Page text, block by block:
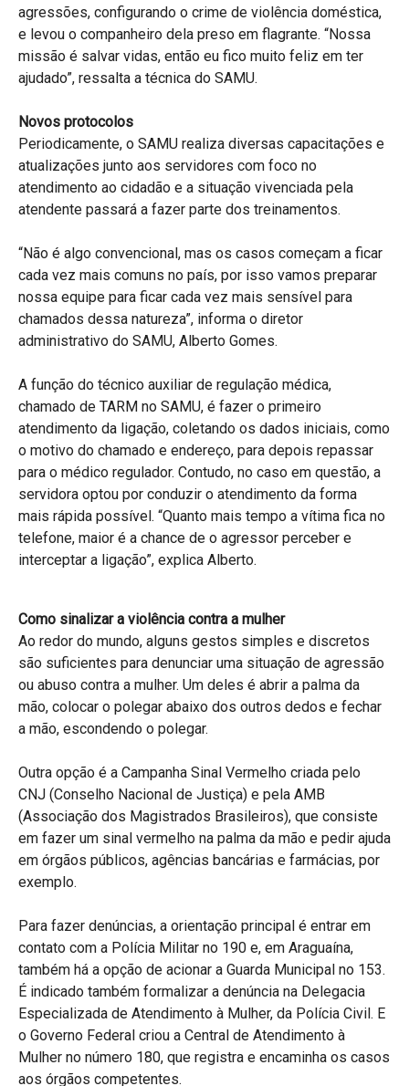
agressões, configurando o crime de violência doméstica,
e levou o companheiro dela preso em flagrante. “Nossa
missão é salvar vidas, então eu fico muito feliz em ter
ajudado”, ressalta a técnica do SAMU.
Novos protocolos
Periodicamente, o SAMU realiza diversas capacitações e
atualizações junto aos servidores com foco no
atendimento ao cidadão e a situação vivenciada pela
atendente passará a fazer parte dos treinamentos.
“Não é algo convencional, mas os casos começam a ficar
cada vez mais comuns no país, por isso vamos preparar
nossa equipe para ficar cada vez mais sensível para
chamados dessa natureza”, informa o diretor
administrativo do SAMU, Alberto Gomes.
A função do técnico auxiliar de regulação médica,
chamado de TARM no SAMU, é fazer o primeiro
atendimento da ligação, coletando os dados iniciais, como
o motivo do chamado e endereço, para depois repassar
para o médico regulador. Contudo, no caso em questão, a
servidora optou por conduzir o atendimento da forma
mais rápida possível. “Quanto mais tempo a vítima fica no
telefone, maior é a chance de o agressor perceber e
interceptar a ligação”, explica Alberto.
Como sinalizar a violência contra a mulher
Ao redor do mundo, alguns gestos simples e discretos
são suficientes para denunciar uma situação de agressão
ou abuso contra a mulher. Um deles é abrir a palma da
mão, colocar o polegar abaixo dos outros dedos e fechar
a mão, escondendo o polegar.
Outra opção é a Campanha Sinal Vermelho criada pelo
CNJ (Conselho Nacional de Justiça) e pela AMB
(Associação dos Magistrados Brasileiros), que consiste
em fazer um sinal vermelho na palma da mão e pedir ajuda
em órgãos públicos, agências bancárias e farmácias, por
exemplo.
Para fazer denúncias, a orientação principal é entrar em
contato com a Polícia Militar no 190 e, em Araguaína,
também há a opção de acionar a Guarda Municipal no 153.
É indicado também formalizar a denúncia na Delegacia
Especializada de Atendimento à Mulher, da Polícia Civil. E
o Governo Federal criou a Central de Atendimento à
Mulher no número 180, que registra e encaminha os casos
aos órgãos competentes.